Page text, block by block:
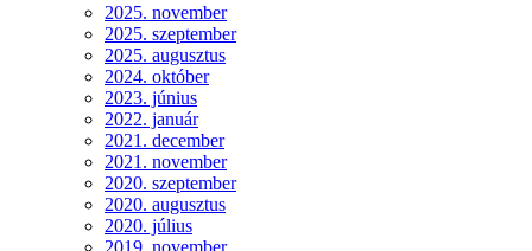
2025. november
2025. szeptember
2025. augusztus
2024. október
2023. június
2022. január
2021. december
2021. november
2020. szeptember
2020. augusztus
2020. július
2019. november